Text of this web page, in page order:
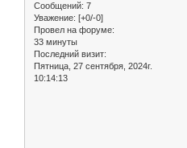
Сообщений: 7
Уважение: [+0/-0]
Провел на форуме:
33 минуты
Последний визит:
Пятница, 27 сентября, 2024г.
10:14:13